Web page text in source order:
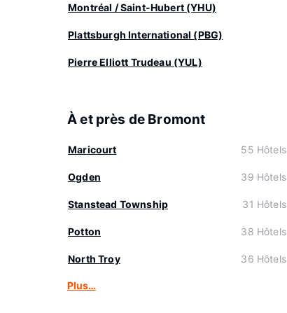
Montréal / Saint-Hubert (YHU)
Plattsburgh International (PBG)
Pierre Elliott Trudeau (YUL)
À et près de Bromont
Maricourt 55 Hôtels
Ogden 39 Hôtels
Stanstead Township 31 Hôtels
Potton 38 Hôtels
North Troy 36 Hôtels
Plus…